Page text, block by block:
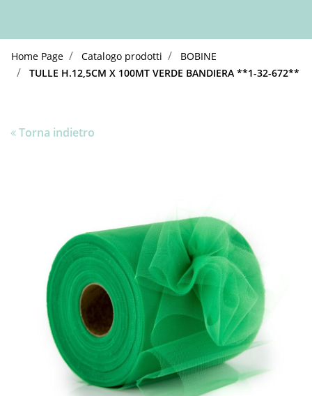
Home Page Catalogo prodotti
BOBINE
TULLE H.12,5CM X 100MT VERDE BANDIERA **1-32-672**
Torna indietro